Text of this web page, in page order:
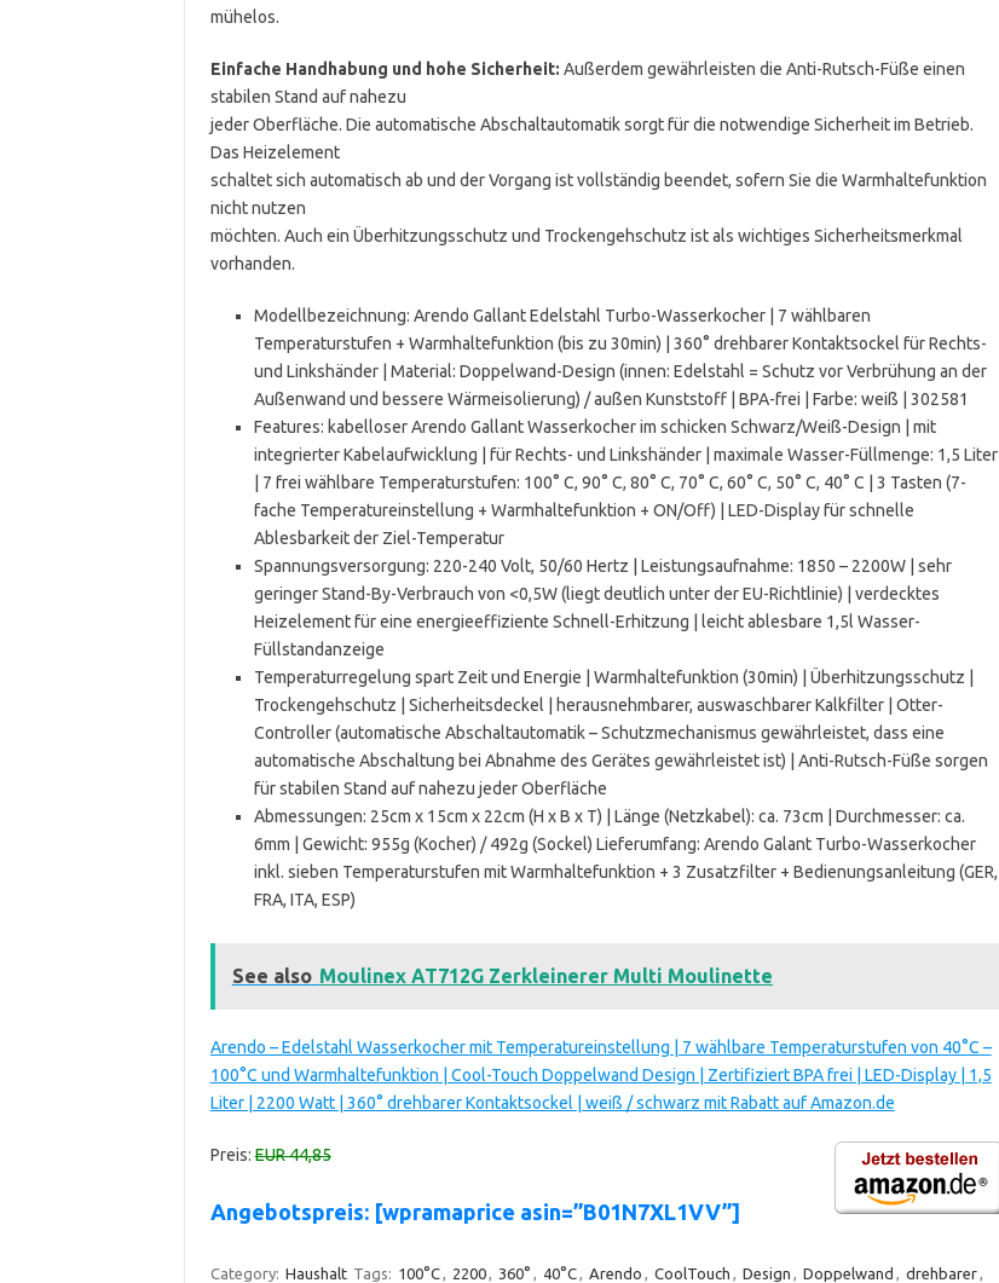
mühelos.
Einfache Handhabung und hohe Sicherheit: Außerdem gewährleisten die Anti-Rutsch-Füße einen
stabilen Stand auf nahezu
jeder Oberfläche. Die automatische Abschaltautomatik sorgt für die notwendige Sicherheit im Betrieb.
Das Heizelement
schaltet sich automatisch ab und der Vorgang ist vollständig beendet, sofern Sie die Warmhaltefunktion
nicht nutzen
möchten. Auch ein Überhitzungsschutz und Trockengehschutz ist als wichtiges Sicherheitsmerkmal
vorhanden.
Modellbezeichnung: Arendo Gallant Edelstahl Turbo-Wasserkocher | 7 wählbaren
Temperaturstufen + Warmhaltefunktion (bis zu 30min) | 360° drehbarer Kontaktsockel für Rechts-
und Linkshänder | Material: Doppelwand-Design (innen: Edelstahl = Schutz vor Verbrühung an der
Außenwand und bessere Wärmeisolierung) / außen Kunststoff | BPA-frei | Farbe: weiß | 302581
Features: kabelloser Arendo Gallant Wasserkocher im schicken Schwarz/Weiß-Design | mit
integrierter Kabelaufwicklung | für Rechts- und Linkshänder | maximale Wasser-Füllmenge: 1,5 Liter
| 7 frei wählbare Temperaturstufen: 100° C, 90° C, 80° C, 70° C, 60° C, 50° C, 40° C | 3 Tasten (7-
fache Temperatureinstellung + Warmhaltefunktion + ON/Off) | LED-Display für schnelle
Ablesbarkeit der Ziel-Temperatur
Spannungsversorgung: 220-240 Volt, 50/60 Hertz | Leistungsaufnahme: 1850 – 2200W | sehr
geringer Stand-By-Verbrauch von <0,5W (liegt deutlich unter der EU-Richtlinie) | verdecktes
Heizelement für eine energieeffiziente Schnell-Erhitzung | leicht ablesbare 1,5l Wasser-
Füllstandanzeige
Temperaturregelung spart Zeit und Energie | Warmhaltefunktion (30min) | Überhitzungsschutz |
Trockengehschutz | Sicherheitsdeckel | herausnehmbarer, auswaschbarer Kalkfilter | Otter-
Controller (automatische Abschaltautomatik – Schutzmechanismus gewährleistet, dass eine
automatische Abschaltung bei Abnahme des Gerätes gewährleistet ist) | Anti-Rutsch-Füße sorgen
für stabilen Stand auf nahezu jeder Oberfläche
Abmessungen: 25cm x 15cm x 22cm (H x B x T) | Länge (Netzkabel): ca. 73cm | Durchmesser: ca.
6mm | Gewicht: 955g (Kocher) / 492g (Sockel) Lieferumfang: Arendo Galant Turbo-Wasserkocher
inkl. sieben Temperaturstufen mit Warmhaltefunktion + 3 Zusatzfilter + Bedienungsanleitung (GER,
FRA, ITA, ESP)
See also Moulinex AT712G Zerkleinerer Multi Moulinette
Arendo – Edelstahl Wasserkocher mit Temperatureinstellung | 7 wählbare Temperaturstufen von 40°C –
100°C und Warmhaltefunktion | Cool-Touch Doppelwand Design | Zertifiziert BPA frei | LED-Display | 1,5
Liter | 2200 Watt | 360° drehbarer Kontaktsockel | weiß / schwarz mit Rabatt auf Amazon.de
Preis:EUR 44,85
Angebotspreis: [wpramaprice asin=”B01N7XL1VV”]
Category: Haushalt Tags: 100°C, 2200, 360° , 40°C, Arendo , CoolTouch , Design , Doppelwand , drehbarer,